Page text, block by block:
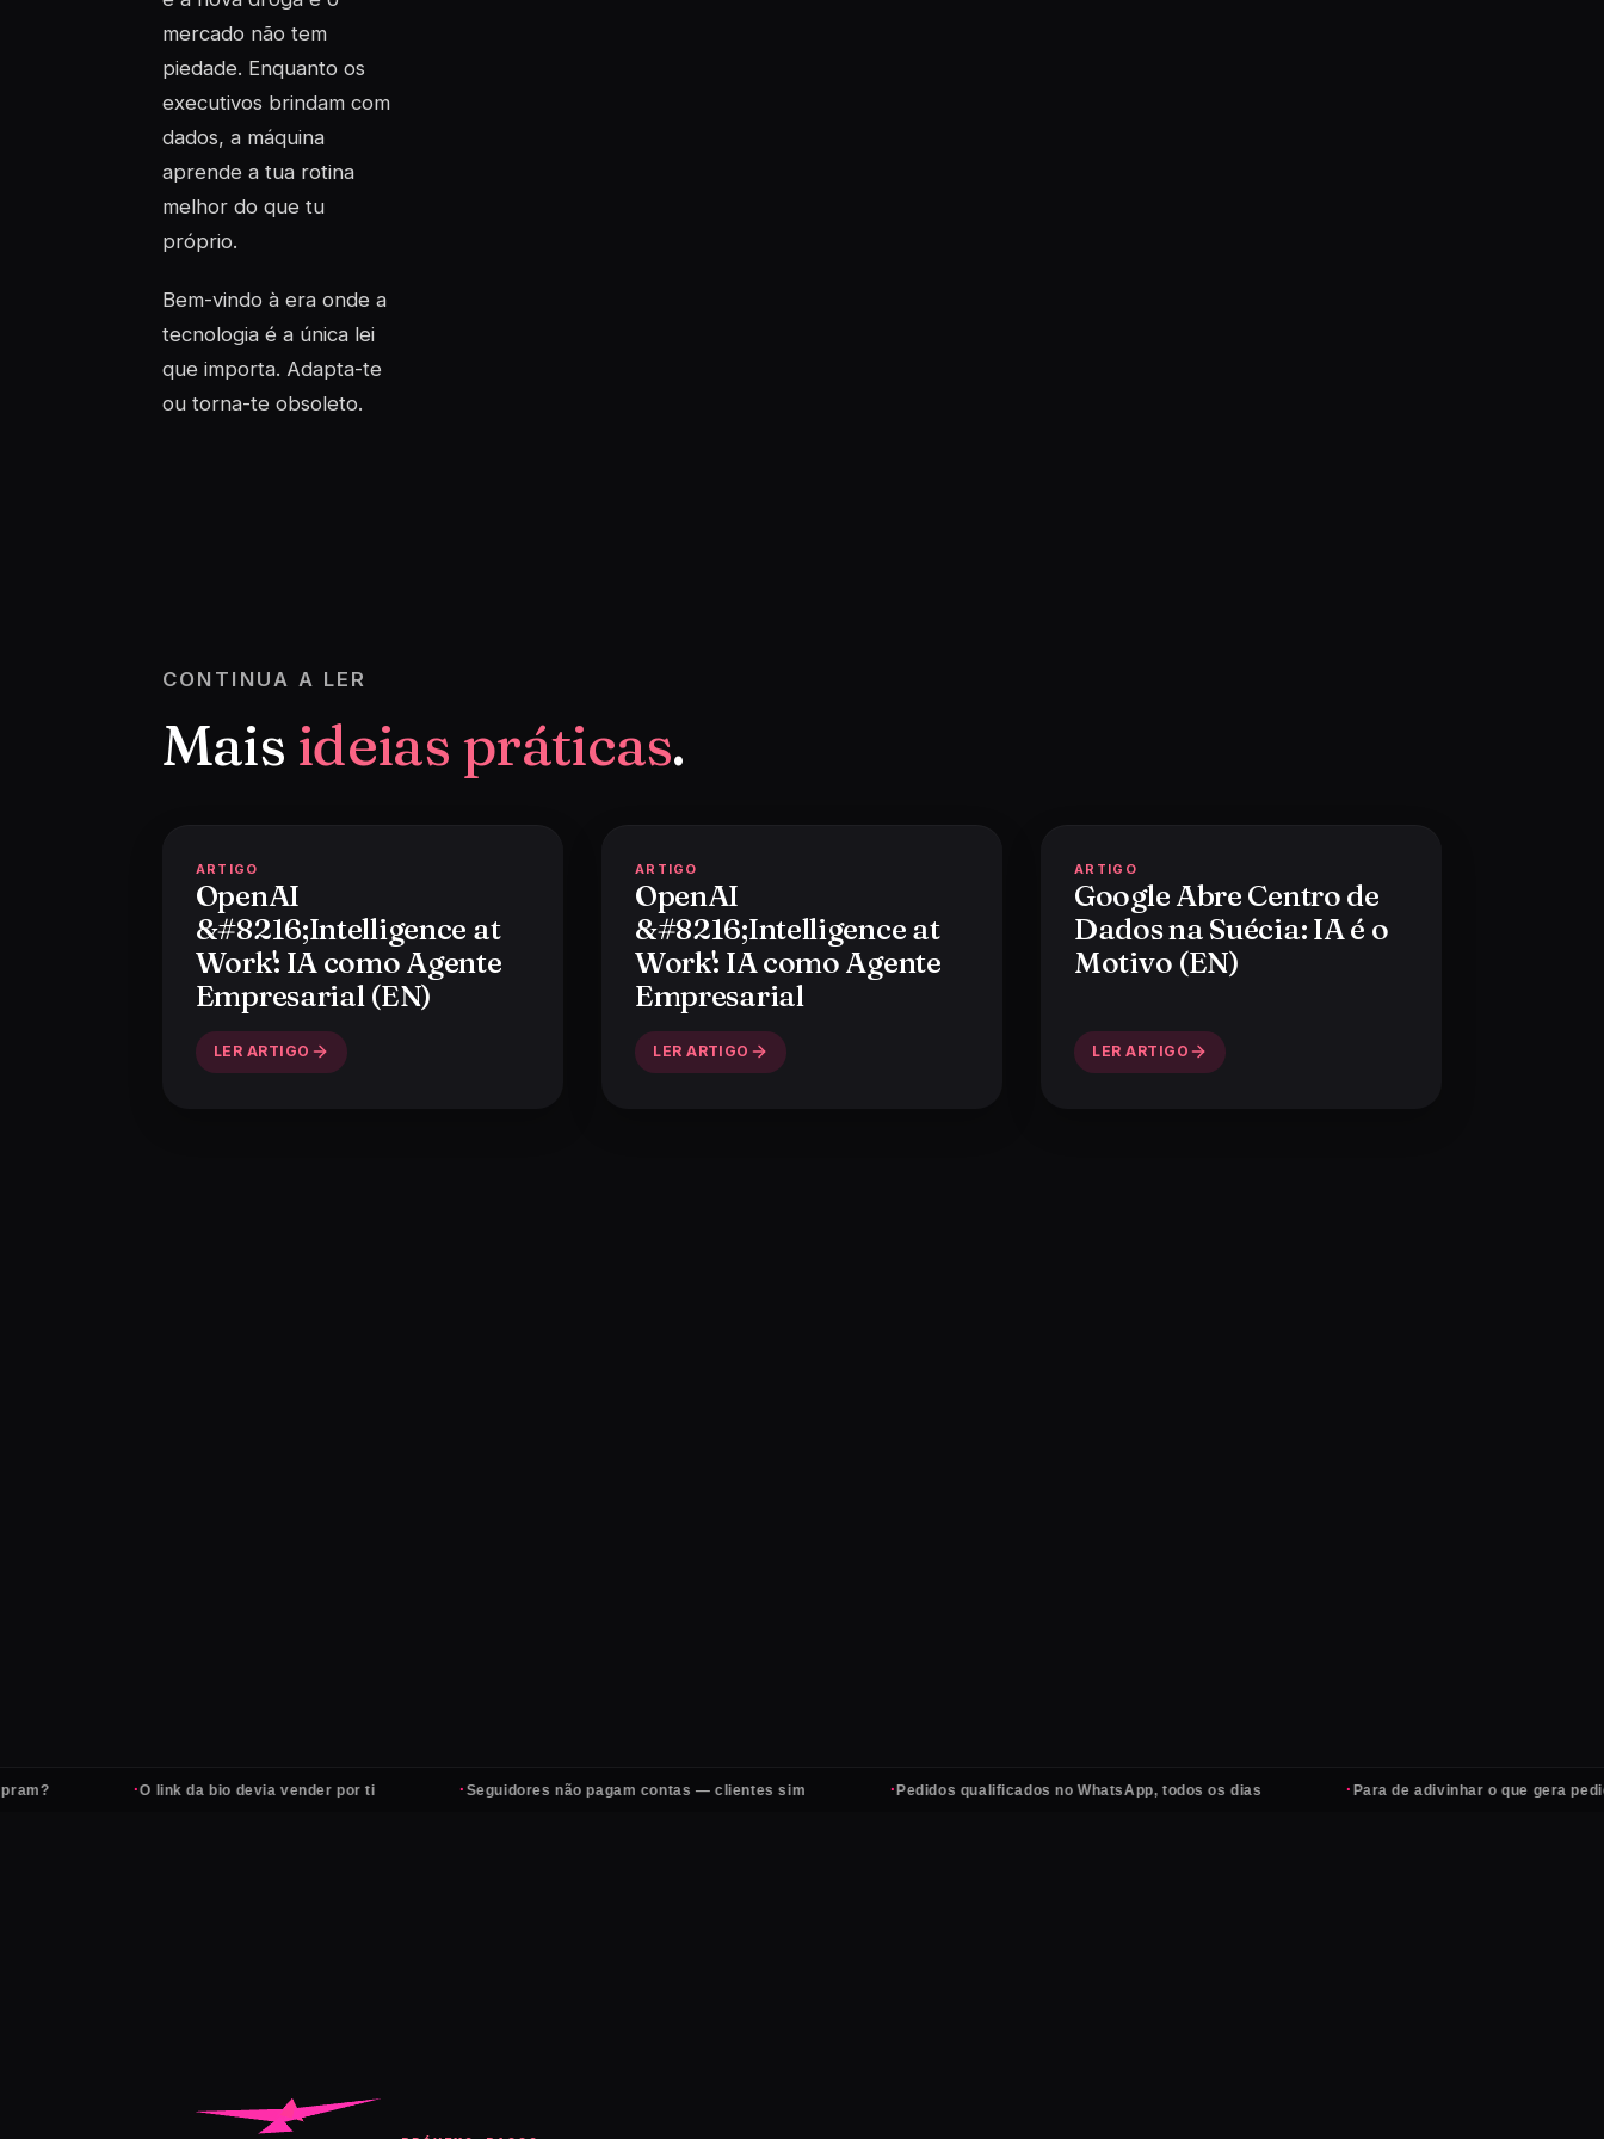
mercado não tem
piedade. Enquanto os
executivos brindam com
dados, a máquina
aprende a tua rotina
melhor do que tu
próprio.
Bem-vindo à era onde a
tecnologia é a única lei
que importa. Adapta-te
ou torna-te obsoleto.
CONTINUA A LER
Mais ideias práticas.
ARTIGO
OpenAI
&#8216;Intelligence at
Work': IA como Agente
Empresarial (EN)
LER ARTIGO
ARTIGO
OpenAI
&#8216;Intelligence at
Work': IA como Agente
Empresarial
LER ARTIGO
ARTIGO
Google Abre Centro de
Dados na Suécia: IA é o
Motivo (EN)
LER ARTIGO
O link da bio devia vender por ti Seguidores não pagam contas — clientes sim Pedidos qualificados no WhatsApp, todos os dias Para de adivinhar o que gera pedidos